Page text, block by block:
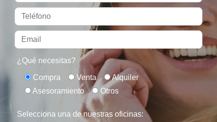
¿Qué necesitas?
Compra Venta
Alquiler
Asesoramiento
Otros
Selecciona una de nuestras oficinas: